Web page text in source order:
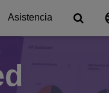
Asistencia
Solutions
comunicación